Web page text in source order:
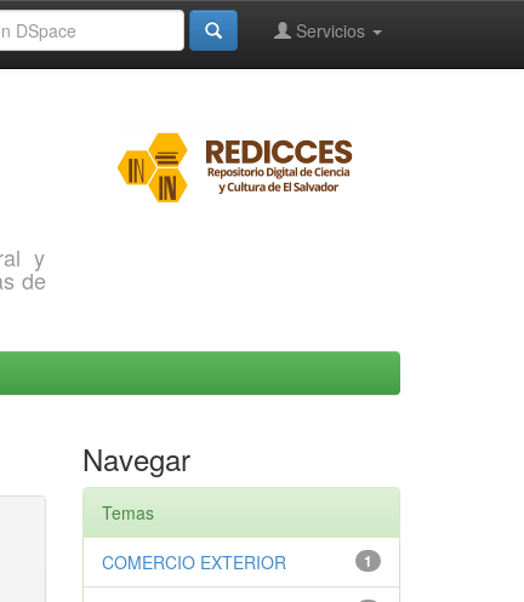
Servicios
y
de
Navegar
Temas
1
COMERCIO EXTERIOR